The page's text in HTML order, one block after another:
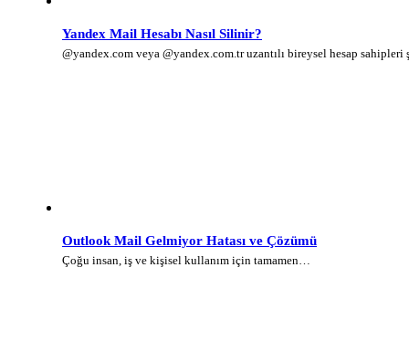
Yandex Mail Hesabı Nasıl Silinir?
@yandex.com veya @yandex.com.tr uzantılı bireysel hesap
Outlook Mail Gelmiyor Hatası ve Çözümü
Çoğu insan, iş ve kişisel kullanım için tamamen…